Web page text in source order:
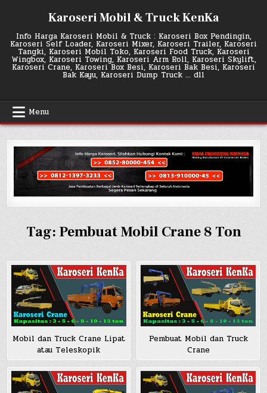
Karoseri Mobil & Truck KenKa
Info Harga Karoseri Mobil & Truck : Karoseri Box Pendingin,
Karoseri Self Loader, Karoseri Mixer, Karoseri Trailer, Karoseri
Tangki, Karoseri Mobil Toko, Karoseri Food Truck, Karoseri
Wingbox, Karoseri Towing, Karoseri Arm Roll, Karoseri Skylift,
Karoseri Crane, Karoseri Box Besi, Karoseri Bak Besi, Karoseri
Bak Kayu, Karoseri Dump Truck … dll
Menu
Tag: Pembuat Mobil Crane 8 Ton
Mobil dan Truck Crane Lipat
atau Teleskopik
Pembuat Mobil dan Truck
Crane